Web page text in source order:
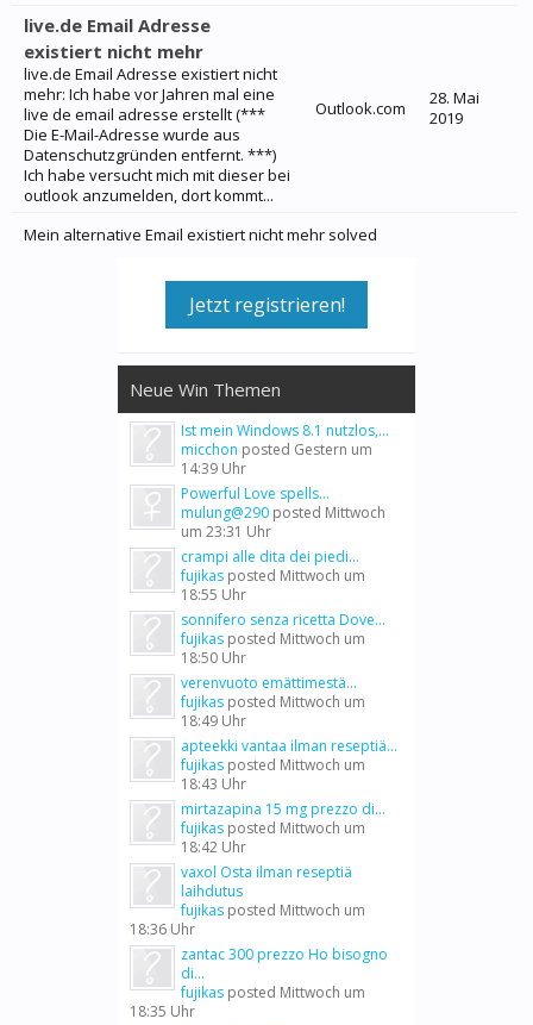
live.de Email Adresse
existiert nicht mehr
live.de Email Adresse existiert nicht
mehr: Ich habe vor Jahren mal eine
live de email adresse erstellt (***
Die E-Mail-Adresse wurde aus
Datenschutzgründen entfernt. ***)
Ich habe versucht mich mit dieser bei
outlook anzumelden, dort kommt...
Outlook.com
28. Mai
2019
Mein alternative Email existiert nicht mehr solved
Jetzt registrieren!
Neue Win Themen
Ist mein Windows 8.1 nutzlos,...
micchon posted Gestern um
14:39 Uhr
Powerful Love spells...
mulung@290 posted Mittwoch
um 23:31 Uhr
crampi alle dita dei piedi...
fujikas posted Mittwoch um
18:55 Uhr
sonnifero senza ricetta Dove...
fujikas posted Mittwoch um
18:50 Uhr
verenvuoto emättimestä...
fujikas posted Mittwoch um
18:49 Uhr
apteekki vantaa ilman reseptiä...
fujikas posted Mittwoch um
18:43 Uhr
mirtazapina 15 mg prezzo di...
fujikas posted Mittwoch um
18:42 Uhr
vaxol Osta ilman reseptiä
laihdutus
fujikas posted Mittwoch um
18:36 Uhr
zantac 300 prezzo Ho bisogno
di...
fujikas posted Mittwoch um
18:35 Uhr